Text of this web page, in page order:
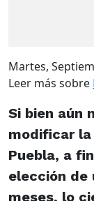
Martes,
Leer más sobre
Si bien aún
modificar
Puebla, a
elección de
meses, lo